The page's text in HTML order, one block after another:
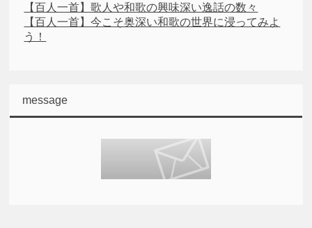
【百人一首】歌人や和歌の興味深い逸話の数々
【百人一首】今こそ奥深い和歌の世界に浸ってみよ
う！
message